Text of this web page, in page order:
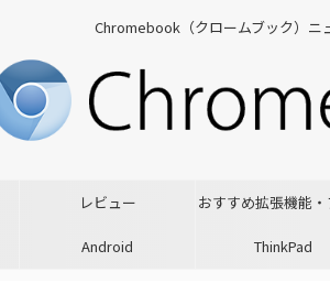
Chromebook（クロームブック）ニ
レビュー おすすめ拡張機能・
Android ThinkPad